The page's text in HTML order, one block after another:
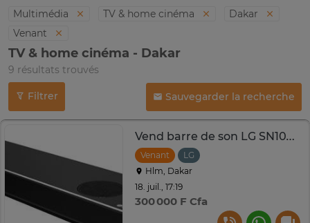
Multimédia
TV & home cinéma
Dakar
Venant
TV & home cinéma - Dakar
9 résultats trouvés
Filtrer Sauvegarder la recherche
Vend barre de son LG SN10YG 5.1.2
Venant
LG
Hlm, Dakar
18. juil., 17:19
300 000 F Cfa